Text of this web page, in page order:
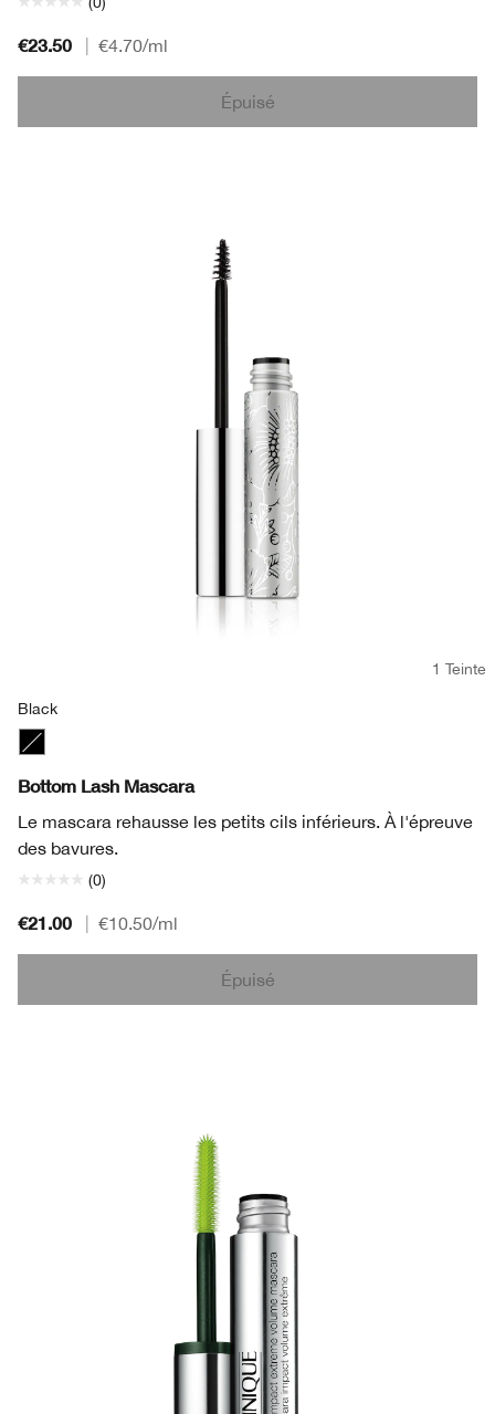
€23.50 €4.70/ml
Épuisé
1 Teinte
Black
Bottom Lash Mascara
Le mascara rehausse les petits cils inférieurs. À l'épreuve
des bavures.
(0)
€21.00 €10.50/ml
Épuisé